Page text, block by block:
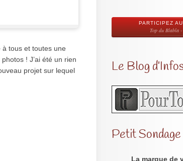
à tous et toutes une
! J’ai été un rien
projet sur lequel
PARTICIPEZ
Top du Blabla
Le Blog
Petit Sondage
La marque de